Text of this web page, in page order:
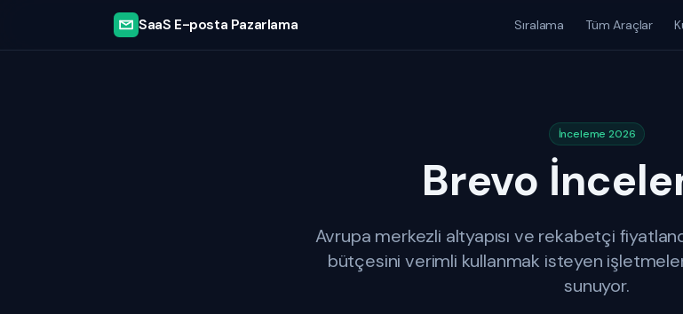
SaaS E-posta Pazarlama Sıralama Tüm Araçlar
İnceleme 2026
Brevo
Avrupa merkezli altyapısı ve rekabetçi
bütçesini verimli kullanmak isteyen
sunuyor.